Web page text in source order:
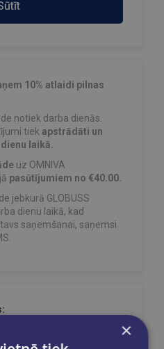
10% atlaidi pilnas
notiek darba dienās.
tiek apstrādāti un
laikā.
uz OMNIVA
pasūtījumiem no €40.00.
jebkurā GLOBUSS
dienu laikā, kad
saņemšanai, saņemsi
×